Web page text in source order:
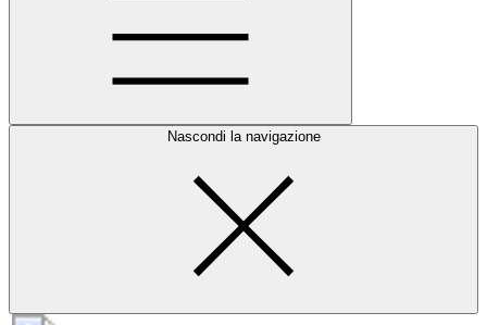
Nascondi la navigazione